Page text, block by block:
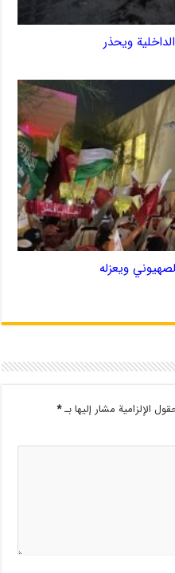
ويحذر
الإلزامية مشار إليها بـ*